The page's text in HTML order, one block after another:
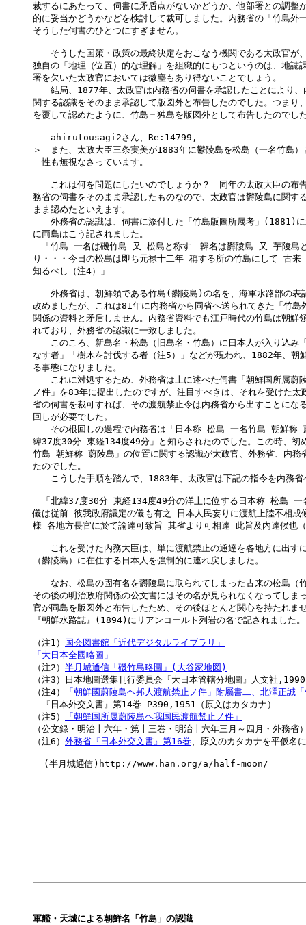
裁するにあたって、伺書に矛盾点がないかどうか、他部署との調整
的に妥当かどうかなどを検討して裁可しました。内務省の「竹島外
そうした伺書のひとつにすぎません。
そうした国策・政策の最終決定をおこなう機関である太政官が
独自の「地理（位置）的な理解」を組織的にもつというのは、地誌
署を欠いた太政官においては微塵もあり得ないことでしょう。
結局、1877年、太政官は内務省の伺書を承認したことにより、
関する認識をそのまま承認して版図外と布告したのでした。つまり
を覆して認めたように、竹島＝独島を版図外として布告したのでし
ahirutousagi2さん、Re:14799,
＞　また、太政大臣三条実美が1883年に鬱陵島を松島（一名竹島
性も無視なさっています。
これは何を問題にしたいのでしょうか？　同年の太政大臣の布
務省の伺書をそのまま承認したものなので、太政官は欝陵島に関す
まま認めたといえます。
外務省の認識は、伺書に添付した「竹島版圖所属考」(1881)に
に両島はこう記されました。
「竹島 一名は磯竹島 又 松島と称す　韓名は欝陵島 又 芋陵島
り・・・今日の松島は即ち元禄十二年 稱する所の竹島にして 古来
知るべし（注4）」
外務省は、朝鮮領である竹島(欝陵島)の名を、海軍水路部の表
改めましたが、これは81年に内務省から同省へ送られてきた「竹島
関係の資料と矛盾しません。内務省資料でも江戸時代の竹島は朝鮮
れており、外務省の認識に一致しました。
このころ、新島名・松島（旧島名・竹島）に日本人が入り込み
なす者」「樹木を討伐する者（注5）」などが現われ、1882年、朝
る事態になりました。
これに対処するため、外務省は上に述べた伺書「朝鮮国所属蔚
ノ件」を83年に提出したのですが、注目すべきは、それを受けた太
省の伺書を裁可すれば、その渡航禁止令は内務省から出すことにな
回しが必要でした。
その根回しの過程で内務省は「日本称 松島 一名竹島 朝鮮称
緯37度30分 東経134度49分」と知らされたのでした。この時、
竹島 朝鮮称 蔚陵島」の位置に関する認識が太政官、外務省、内務
たのでした。
こうした手順を踏んで、1883年、太政官は下記の指令を内務省
「北緯37度30分 東経134度49分の洋上に位する日本称 松島 一
儀は従前 彼我政府議定の儀も有之 日本人民妄りに渡航上陸不相成
様 各地方長官に於て諭達可致旨 其省より可相達 此旨及内達候也
これを受けた内務大臣は、単に渡航禁止の通達を各地方に出す
（欝陵島）に在住する日本人を強制的に連れ戻しました。
なお、松島の固有名を欝陵島に取られてしまった古来の松島（
その後の明治政府関係の公文書にはその名が見られなくなってしま
官が同島を版図外と布告したため、その後ほとんど関心を持たれま
『朝鮮水路誌』(1894)にリアンコールト列岩の名で記されました
（注1）
国会図書館「近代デジタルライブラリ」
「大日本全國略圖」
（注2） 半月城通信「磯竹島略圖」(大谷家地図)
（注3）日本地圖選集刊行委員会『大日本管轄分地圖』人文社,1990
（注4）
「朝鮮國蔚陵島ヘ邦人渡航禁止ノ件」附屬書二、北澤正誠
『日本外交文書』第14巻 P390,1951（原文はカタカナ）
（注5）
「朝鮮国所属蔚陵島ヘ我国民渡航禁止ノ件」
（公文録・明治十六年・第十三巻・明治十六年三月～四月・外務省
（注6） 外務省『日本外交文書』第16巻、原文のカタカナを平仮名
  (半月城通信)http://www.han.org/a/half-moon/
軍艦・天城による朝鮮名「竹島」の認識